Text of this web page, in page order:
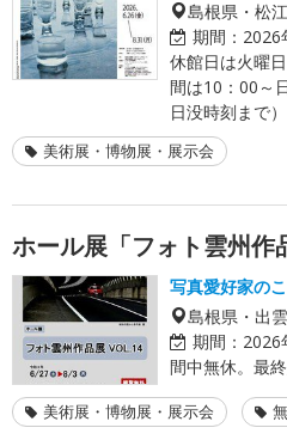
島根県・松
期間： 2026
休館日は火曜
間は10：00～
日没時刻まで）
美術展・博物展・展示会
ホール展「フォト雲州作
写真愛好家の
島根県・出
期間： 2026
間中無休。最
美術展・博物展・展示会